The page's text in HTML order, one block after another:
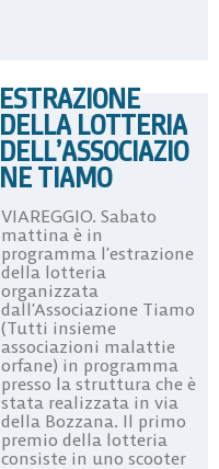
ESTRAZIONE
DELLA LOTTERIA
DELL’ASSOCIAZIO
NE TIAMO
VIAREGGIO. Sabato
mattina è in
programma l’estrazione
della lotteria
organizzata
dall’Associazione Tiamo
(Tutti insieme
associazioni malattie
orfane) in programma
presso la struttura che è
stata realizzata in via
della Bozzana. Il primo
premio della lotteria
consiste in uno scooter